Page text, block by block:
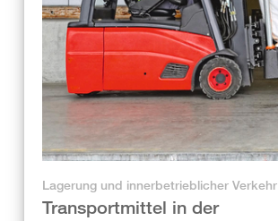
Lagerung und innerbetrieblicher Verkehr
Transportmittel in der